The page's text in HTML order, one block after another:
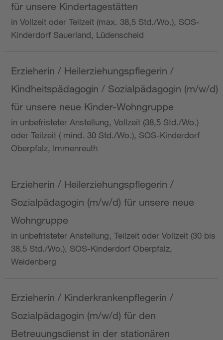
für unsere Kindertagestätten
in Vollzeit oder Teilzeit (max. 38,5 Std./Wo.), SOS-
Kinderdorf Sauerland, Lüdenscheid
Erzieherin / Heilerziehungspflegerin /
Kindheitspädagogin / Sozialpädagogin (m/w/d)
für unsere neue Kinder-Wohngruppe
in unbefristeter Anstellung, Vollzeit (38,5 Std./Wo.)
oder Teilzeit ( mind. 30 Std./Wo.), SOS-Kinderdorf
Oberpfalz, Immenreuth
Erzieherin / Heilerziehungspflegerin /
Sozialpädagogin (m/w/d) für unsere neue
Wohngruppe
in unbefristeter Anstellung, Teilzeit oder Vollzeit (30 bis
38,5 Std./Wo.), SOS-Kinderdorf Oberpfalz,
Weidenberg
Erzieherin / Kinderkrankenpflegerin /
Sozialpädagogin (m/w/d) für den
Betreuungsdienst in der stationären